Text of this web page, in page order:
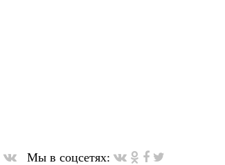
Мы в соцсетях: